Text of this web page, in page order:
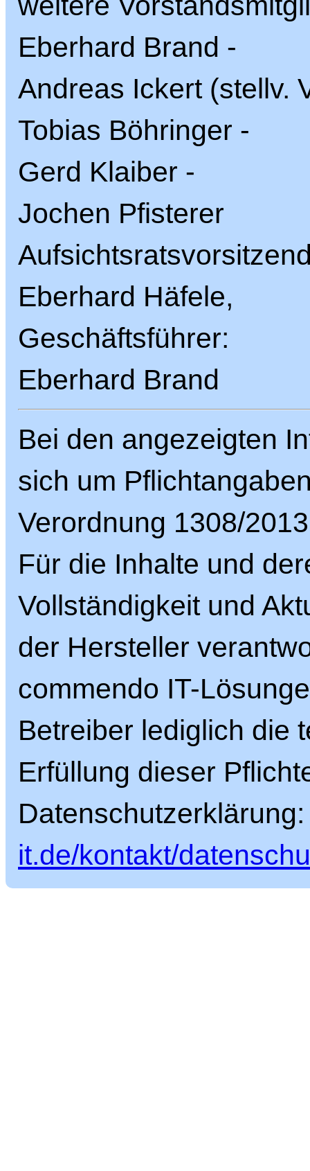
Eberhard Brand -
Andreas Ickert (stellv.
Tobias Böhringer -
Gerd Klaiber -
Jochen Pfisterer
Eberhard Häfele,
Geschäftsführer:
Eberhard Brand
Bei den angezeigten
sich um
Verordnung 1308/
Für die Inhalte und
Vollständigkeit und
der Hersteller
commendo IT-
Betreiber lediglich die
Erfüllung dieser
it.de/kontakt/